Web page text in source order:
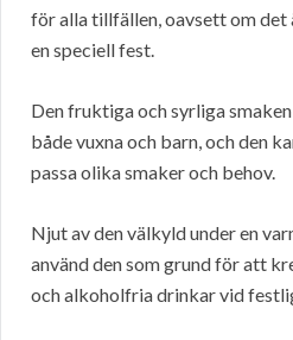
för alla tillfällen, oavsett om det
en speciell fest.
Den fruktiga och syrliga
både vuxna och barn, och den
passa olika smaker och behov.
Njut av den välkyld under en
använd den som grund för att
och alkoholfria drinkar vid